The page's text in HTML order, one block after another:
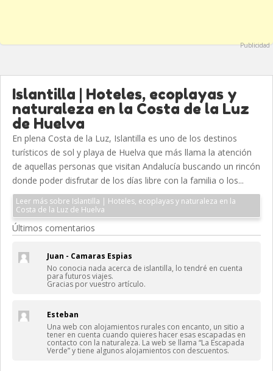
Publicidad
Islantilla | Hoteles, ecoplayas y
naturaleza en la Costa de la Luz
de Huelva
En plena Costa de la Luz, Islantilla es uno de los destinos
turísticos de sol y playa de Huelva que más llama la atención
de aquellas personas que visitan Andalucía buscando un rincón
donde poder disfrutar de los días libre con la familia o los...
Leer más sobre Islantilla | Hoteles, ecoplayas y naturaleza en la
Costa de la Luz de Huelva
Últimos comentarios
Juan - Camaras Espias
No conocia nada acerca de islantilla, lo tendré en cuenta
para futuros viajes.
Gracias por vuestro artículo.
Esteban
Una web con alojamientos rurales con encanto, un sitio a
tener en cuenta cuando quieres hacer esas escapadas en
contacto con la naturaleza. La web se llama “La Escapada
Verde” y tiene algunos alojamientos con descuentos.